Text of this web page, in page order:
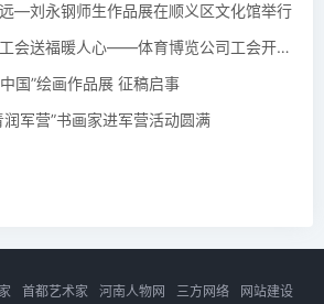
—刘永钢师生作品展在顺义区文化馆举行
笔墨凝香迎新春 工会送福暖人心——体育博览公司工会开展“迎新春 春联”活动
国”绘画作品展 征稿启事
润军营”书画家进军营活动圆满
首都艺术家 河南人物网 三方网络
网站建设